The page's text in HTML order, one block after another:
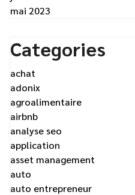
mai 2023
Categories
achat
adonix
agroalimentaire
airbnb
analyse seo
application
asset management
auto
auto entrepreneur